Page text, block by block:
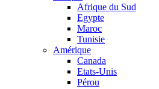
Afrique du Sud
Egypte
Maroc
Tunisie
Amérique
Canada
Etats-Unis
Pérou